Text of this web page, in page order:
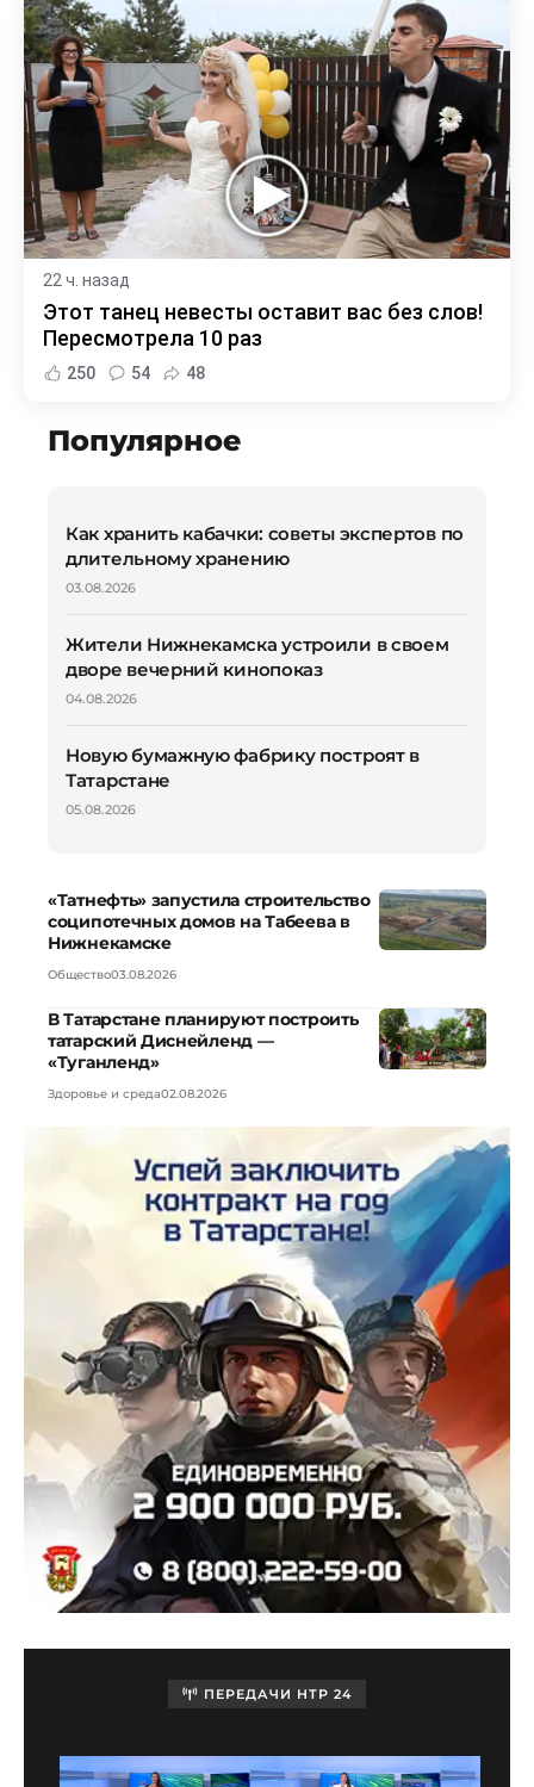
22 ч. назад
Этот танец невесты оставит вас без слов!
Пересмотрела 10 раз
250 54 48
Популярное
Как хранить кабачки: советы экспертов по
длительному хранению
03.08.2026
Жители Нижнекамска устроили в своем
дворе вечерний кинопоказ
04.08.2026
Новую бумажную фабрику построят в
Татарстане
05.08.2026
«Татнефть» запустила строительство
соципотечных домов на Табеева в
Нижнекамске
Общество03.08.2026
В Татарстане планируют построить
татарский Диснейленд —
«Туганленд»
Здоровье и среда02.08.2026
ПЕРЕДАЧИ НТР 24